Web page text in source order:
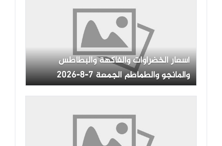
أسعار الخضراوات والفاكهة والبطاطس
والمانجو والطماطم الجمعة 7-8-2026
-جريدة المال